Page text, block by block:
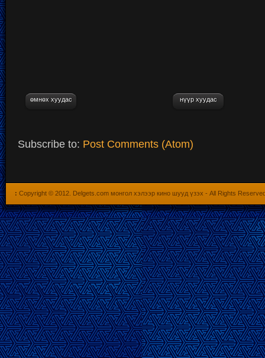
өмнөх хуудас нүүр хуудас
Subscribe to: Post Comments (Atom)
: Copyright © 2012. Delgets.com монгол хэлээр кино шууд үзэх - All Rights